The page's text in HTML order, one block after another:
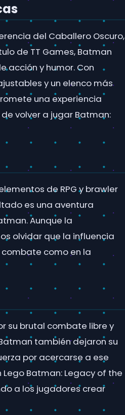
del Caballero Oscuro,
de TT Games, Batman
acción y humor. Con
y un elenco más
una experiencia
volver a jugar Batman:
de RPG y brawler
es una aventura
Aunque la
olvidar que la influencia
como en la
su brutal combate libre y
también dejaron su
por acercarse a ese
Batman: Legacy of the
a los jugadores crear